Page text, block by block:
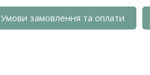
Умови замовлення та оплати